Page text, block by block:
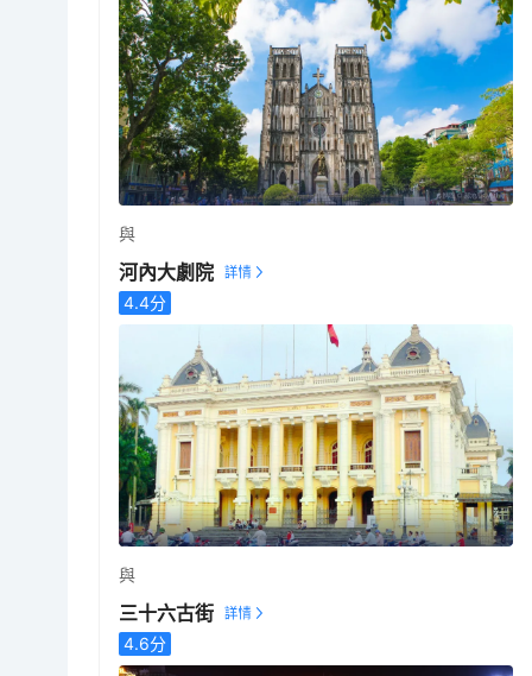
與
河內大劇院
4.4分
與
三十六古街
4.6分